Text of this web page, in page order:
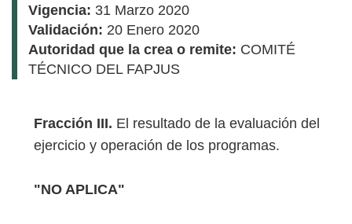
Vigencia: 31 Marzo 2020
Validación: 20 Enero 2020
Autoridad que la crea o remite: COMITÉ
TÉCNICO DEL FAPJUS
Fracción III. El resultado de la evaluación del
ejercicio y operación de los programas.
"NO APLICA"